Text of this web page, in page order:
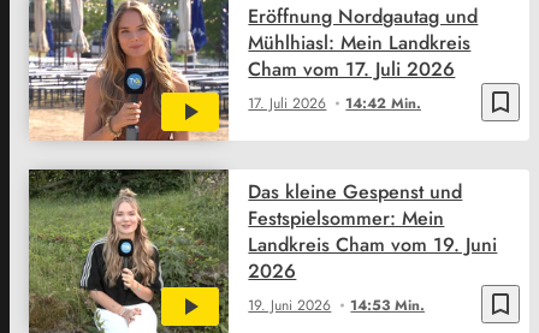
bookmark_border
17. Juli 2026 14:42 Min.
Eröffnung Nordgautag und
Mühlhiasl: Mein Landkreis
Cham vom 17. Juli 2026
bookmark_border
19. Juni 2026 14:53 Min.
Das kleine Gespenst und
Festspielsommer: Mein
Landkreis Cham vom 19. Juni
2026